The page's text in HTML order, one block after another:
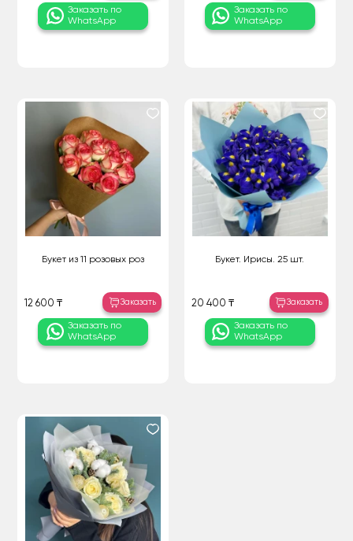
Заказать по
WhatsApp
Заказать по
WhatsApp
Букет из 11 розовых роз
12 600 ₸ Заказать
Заказать по
WhatsApp
Букет. Ирисы. 25 шт.
20 400 ₸ Заказать
Заказать по
WhatsApp